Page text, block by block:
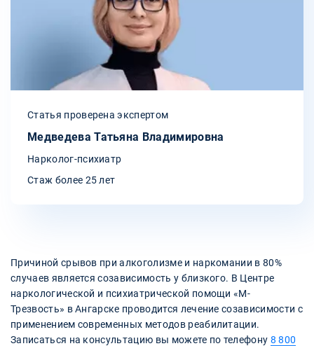
Статья проверена экспертом
Медведева Татьяна Владимировна
Нарколог-психиатр
Стаж более 25 лет
Причиной срывов при алкоголизме и наркомании в 80%
случаев является созависимость у близкого. В Центре
наркологической и психиатрической помощи «М-
Трезвость» в Ангарске проводится лечение созависимости с
применением современных методов реабилитации.
Записаться на консультацию вы можете по телефону 8 800